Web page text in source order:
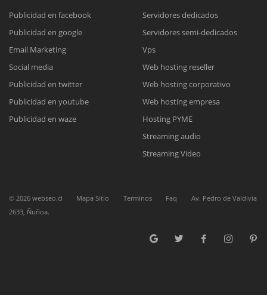
Reunión online
Nuestros ejecutivos le enviarán un correo electrónico con el enlace a
Meet para la reunión online.
Cotización
Complete el formulario y nos contactaremos a la brevedad.
Chat Online
para enviarnos un correo electrónico con sus datos personales.
Publicidad en facebook
Publicidad en google
Email Marketing
Social media
Publicidad en twitter
Publicidad en youtube
Publicidad en waze
Servidores dedicados
Servidores semi-dedicados
Vps
Web hosting reseller
Web hosting corporativo
Web hosting empresa
Hosting PYME
Streaming audio
Streaming Video
© 2026 webseo.cl Mapa Sitio Terminos Faq
Av. Pedro de Valdivia
2633, Ñuñoa.